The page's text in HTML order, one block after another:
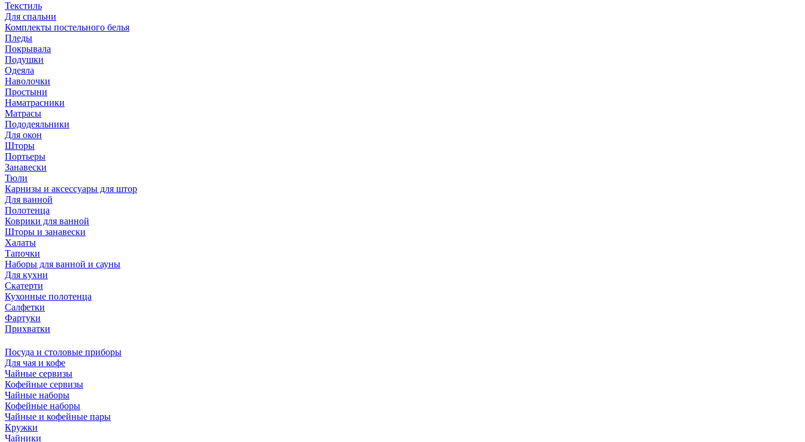
Текстиль
Для спальни
Комплекты постельного белья
Пледы
Покрывала
Подушки
Одеяла
Наволочки
Простыни
Наматрасники
Матрасы
Пододеяльники
Для окон
Шторы
Портьеры
Занавески
Тюли
Карнизы и аксессуары для штор
Для ванной
Полотенца
Коврики для ванной
Шторы и занавески
Халаты
Тапочки
Наборы для ванной и сауны
Для кухни
Скатерти
Кухонные полотенца
Салфетки
Фартуки
Прихватки
Посуда и столовые приборы
Для чая и кофе
Чайные сервизы
Кофейные сервизы
Чайные наборы
Кофейные наборы
Чайные и кофейные пары
Кружки
Чайники